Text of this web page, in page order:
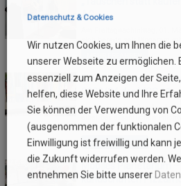
AG
sich bereits seit längerem
MEHR ERFAHREN
BiZ Montabaur –
2023/24 der MSS 11
Ein Besuch des
einer der alljährlichen
Jahrgangsstufe 11 im…
MEHR ERFAHREN
Mobiles Planetarium –
kundschaften
Datenschutz & Cookies
Wir nutzen Cookies, um Ihnen die
unserer Webseite zu ermöglichen.
essenziell zum Anzeigen der
helfen, diese Website und Ihre
Sie können der Verwendung von
(ausgenommen der funktionalen
Einwilligung ist freiwillig und kann
die Zukunft widerrufen werden.
entnehmen Sie bitte unserer